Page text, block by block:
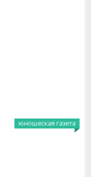
юношеская газета